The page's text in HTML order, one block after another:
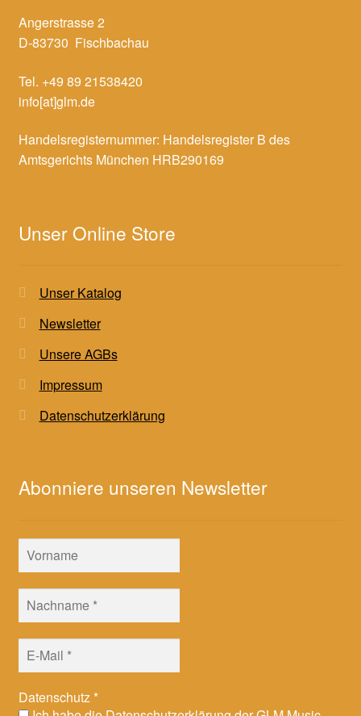
Angerstrasse 2
D-83730 Fischbachau
Tel. +49 89 21538420
info[at]glm.de
Handelsregisternummer: Handelsregister B des
Amtsgerichts München HRB290169
Unser Online Store
Unser Katalog
Newsletter
Unsere AGBs
Impressum
Datenschutzerklärung
Abonniere unseren Newsletter
Datenschutz*